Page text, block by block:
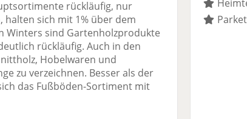
rückläufig, nur
sich mit 1% über dem
Winters sind Gartenholzprodukte
rückläufig. Auch in den
Hobelwaren und
zu verzeichnen. Besser als der
das Fußböden-Sortiment mit